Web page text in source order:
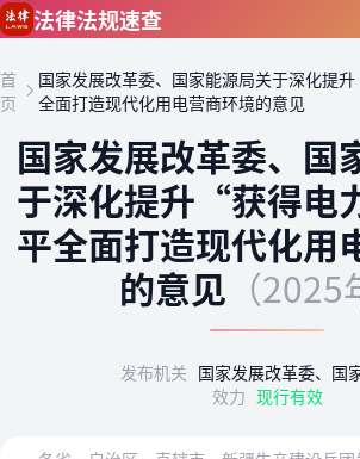
跳到主要内容
法律法规速查
首
页
国家发展改革委、国家能源局关于深化提
全面打造现代化用电营商环境的意见
国家发展改革委、国
于深化提升“获得电
平全面打造现代化用
的意见 （2025
发布机关 国家发展改革委、国
效力 现行有效